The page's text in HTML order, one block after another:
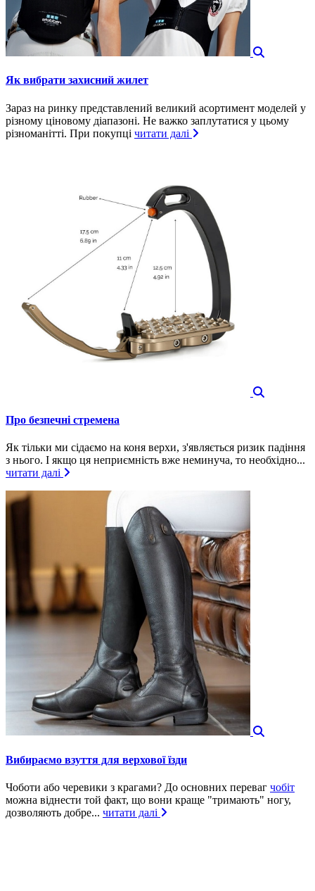
Як вибрати захисний жилет
Зараз на ринку представлений великий асортимент моделей у
різному ціновому діапазоні. Не важко заплутатися у цьому
різноманітті. При покупці читати далі
Про безпечні стремена
Як тільки ми сідаємо на коня верхи, з'являється ризик падіння
з нього. І якщо ця неприємність вже неминуча, то необхідно...
читати далі
Вибираємо взуття для верхової їзди
Чоботи або черевики з крагами? До основних переваг чобіт
можна віднести той факт, що вони краще "тримають" ногу,
дозволяють добре... читати далі